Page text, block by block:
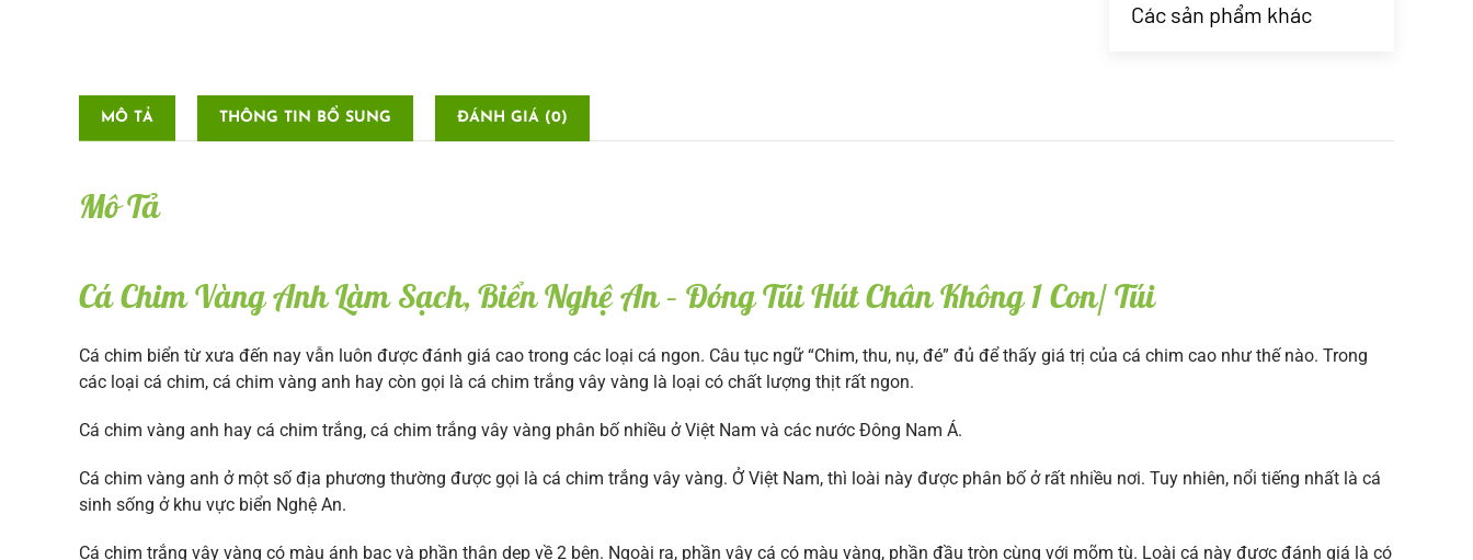
Các sản phẩm khác
MÔ TẢ THÔNG TIN BỔ SUNG ĐÁNH GIÁ (0)
Mô Tả
Cá Chim Vàng Anh Làm Sạch, Biển Nghệ An – Đóng Túi Hút Chân Không 1 Con/ Túi
Cá chim biển từ xưa đến nay vẫn luôn được đánh giá cao trong các loại cá ngon. Câu tục ngữ “Chim, thu, nụ, đé” đủ để thấy giá trị của cá chim cao như thế nào. Trong
các loại cá chim, cá chim vàng anh hay còn gọi là cá chim trắng vây vàng là loại có chất lượng thịt rất ngon.
Cá chim vàng anh hay cá chim trắng, cá chim trắng vây vàng phân bố nhiều ở Việt Nam và các nước Đông Nam Á.
Cá chim vàng anh ở một số địa phương thường được gọi là cá chim trắng vây vàng. Ở Việt Nam, thì loài này được phân bố ở rất nhiều nơi. Tuy nhiên, nổi tiếng nhất là cá
sinh sống ở khu vực biển Nghệ An.
Cá chim trắng vây vàng có màu ánh bạc và phần thân dẹp về 2 bên. Ngoài ra, phần vây cá có màu vàng, phần đầu tròn cùng với mõm tù. Loài cá này được đánh giá là có